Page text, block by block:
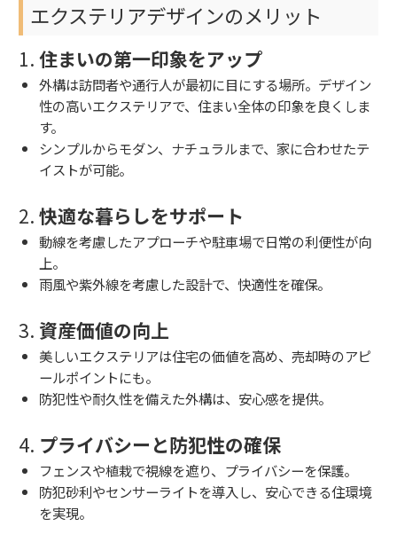
エクステリアデザインのメリット
1. 住まいの第一印象をアップ
外構は訪問者や通行人が最初に目にする場所。デザイン
性の高いエクステリアで、住まい全体の印象を良くしま
す。
シンプルからモダン、ナチュラルまで、家に合わせたテ
イストが可能。
2. 快適な暮らしをサポート
動線を考慮したアプローチや駐車場で日常の利便性が向
上。
雨風や紫外線を考慮した設計で、快適性を確保。
3. 資産価値の向上
美しいエクステリアは住宅の価値を高め、売却時のアピ
ールポイントにも。
防犯性や耐久性を備えた外構は、安心感を提供。
4. プライバシーと防犯性の確保
フェンスや植栽で視線を遮り、プライバシーを保護。
防犯砂利やセンサーライトを導入し、安心できる住環境
を実現。